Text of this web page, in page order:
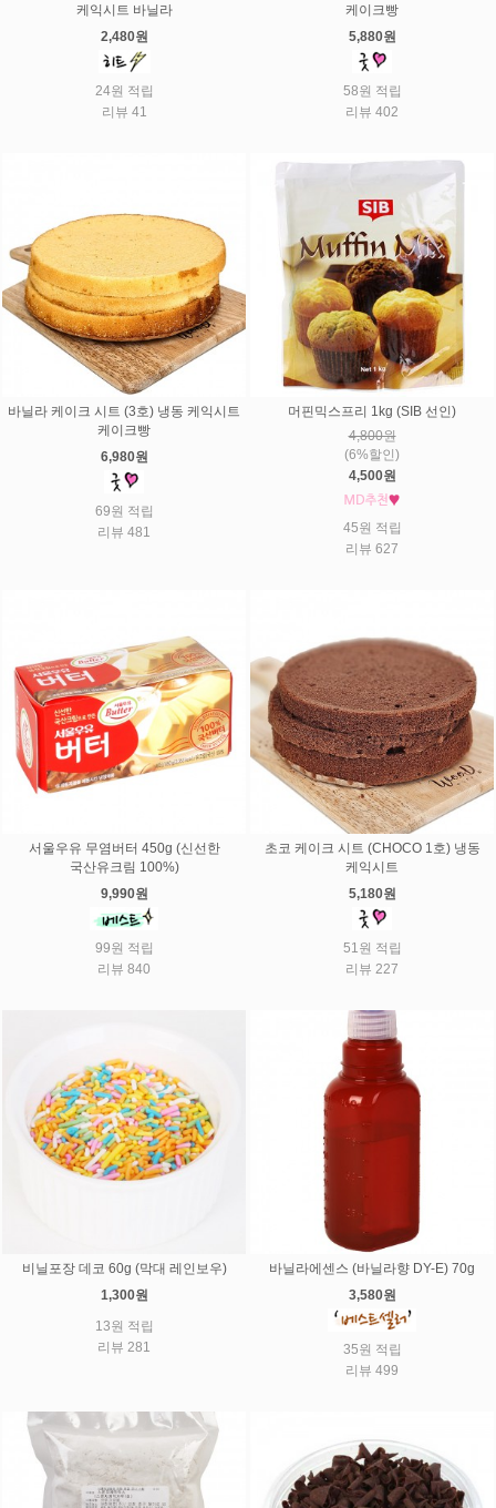
케익시트 바닐라
2,480원
24원 적립
리뷰 41
케이크빵
5,880원
58원 적립
리뷰 402
바닐라 케이크 시트 (3호) 냉동 케익시트
케이크빵
6,980원
69원 적립
리뷰 481
머핀믹스프리 1kg (SIB 선인)
4,800원
(6%할인)
4,500원
45원 적립
리뷰 627
서울우유 무염버터 450g (신선한
국산유크림 100%)
9,990원
99원 적립
리뷰 840
초코 케이크 시트 (CHOCO 1호) 냉동
케익시트
5,180원
51원 적립
리뷰 227
비닐포장 데코 60g (막대 레인보우)
1,300원
13원 적립
리뷰 281
바닐라에센스 (바닐라향 DY-E) 70g
3,580원
35원 적립
리뷰 499